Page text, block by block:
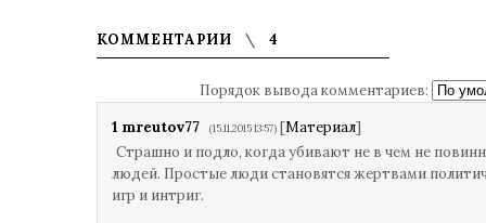
КОММЕНТАРИИ 4
Порядок вывода комментариев:
1 mreutov77 (15.11.2015 13:57) [Материал]
Страшно и подло, когда убивают не в чем не
людей. Простые люди становятся жертвами
игр и интриг.